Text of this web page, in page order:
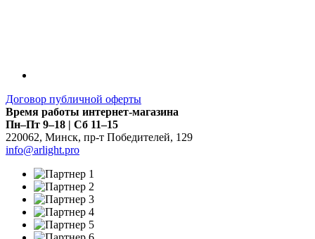
Договор публичной оферты
Время работы интернет-магазина
Пн–Пт 9–18 | Сб 11–15
220062, Минск, пр-т Победителей, 129
info@arlight.pro